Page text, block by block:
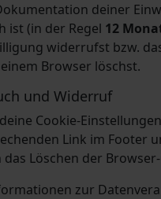
deiner
ist (in der Regel 12
widerrufst bzw.
Browser löschst.
und Widerruf
Cookie-
Link im Footer
Löschen der
zur